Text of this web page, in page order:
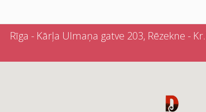
Rīga - Kārļa Ulmaņa gatve 203, Rēzekne -